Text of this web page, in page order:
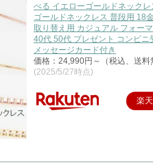
べる イエローゴールドネックレ
ゴールドネックレス 普段用 18
取り替え用 カジュアル フォー
40代 50代 プレゼント コンビニ
メッセージカード付き
価格：24,990円～（税込、送料
(2025/5/27時点)
楽